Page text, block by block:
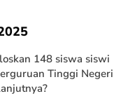
148 siswa siswi
Tinggi Negeri